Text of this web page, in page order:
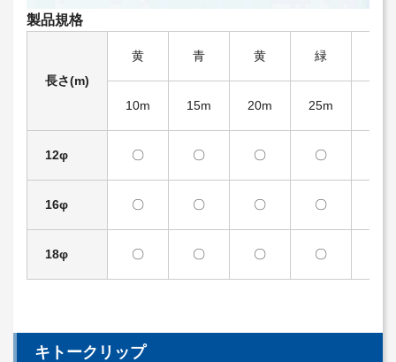
製品規格
長さ(m)
黄 青 黄 緑
10m 15m 20m 25m
12φ 〇 〇 〇 〇
16φ 〇 〇 〇 〇
18φ 〇 〇 〇 〇
キトークリップ